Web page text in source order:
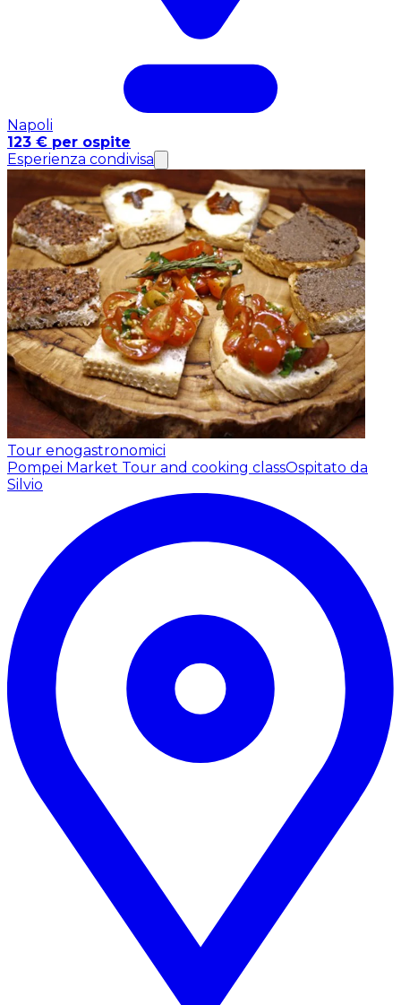
Napoli
123 € per ospite
Esperienza condivisa
Tour enogastronomici
Pompei Market Tour and cooking classOspitato da
Silvio